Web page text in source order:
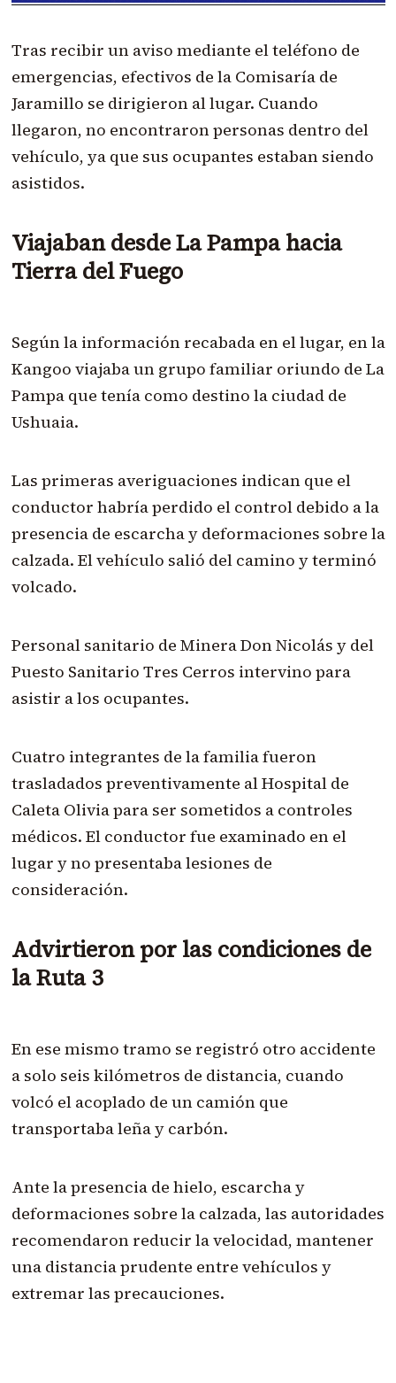
Tras recibir un aviso mediante el teléfono de
emergencias, efectivos de la Comisaría de
Jaramillo se dirigieron al lugar. Cuando
llegaron, no encontraron personas dentro del
vehículo, ya que sus ocupantes estaban siendo
asistidos.
Viajaban desde La Pampa hacia
Tierra del Fuego
Según la información recabada en el lugar, en la
Kangoo viajaba un grupo familiar oriundo de La
Pampa que tenía como destino la ciudad de
Ushuaia.
Las primeras averiguaciones indican que el
conductor habría perdido el control debido a la
presencia de escarcha y deformaciones sobre la
calzada. El vehículo salió del camino y terminó
volcado.
Personal sanitario de Minera Don Nicolás y del
Puesto Sanitario Tres Cerros intervino para
asistir a los ocupantes.
Cuatro integrantes de la familia fueron
trasladados preventivamente al Hospital de
Caleta Olivia para ser sometidos a controles
médicos. El conductor fue examinado en el
lugar y no presentaba lesiones de
consideración.
Advirtieron por las condiciones de
la Ruta 3
En ese mismo tramo se registró otro accidente
a solo seis kilómetros de distancia, cuando
volcó el acoplado de un camión que
transportaba leña y carbón.
Ante la presencia de hielo, escarcha y
deformaciones sobre la calzada, las autoridades
recomendaron reducir la velocidad, mantener
una distancia prudente entre vehículos y
extremar las precauciones.